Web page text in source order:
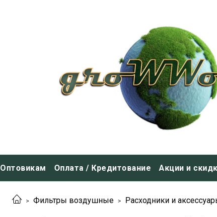
Оптовикам Оплата / Кредитование Акции и
Фильтры воздушные Расходники и